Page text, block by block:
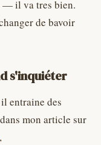
— il va tres bien.
de bavoir
s'inquiéter
entraine des
mon article sur
,